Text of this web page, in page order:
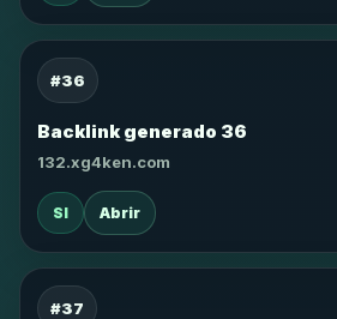
#36
Backlink generado 36
132.xg4ken.com
SI Abrir
#37